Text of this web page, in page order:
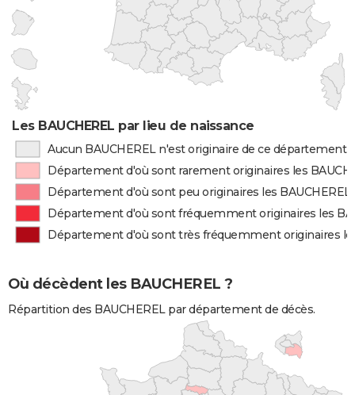
Les BAUCHEREL par lieu de naissance
Aucun BAUCHEREL n'est originaire de ce département
Département d'où sont rarement originaires les
Département d'où sont peu originaires les BAUCHEREL
Département d'où sont fréquemment originaires les
Département d'où sont très fréquemment originaires
Où décèdent les BAUCHEREL ?
Répartition des BAUCHEREL par département de décès.